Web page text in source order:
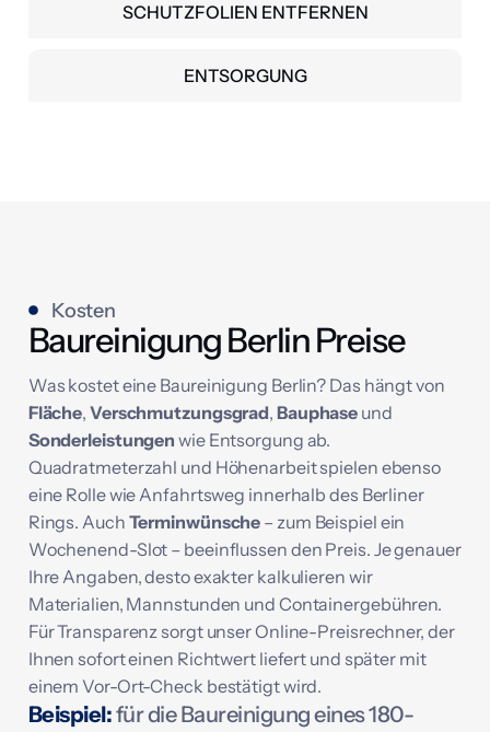
SCHUTZFOLIEN ENTFERNEN
ENTSORGUNG
Kosten
Baureinigung Berlin Preise
Was kostet eine Baureinigung Berlin? Das hängt von
Fläche, Verschmutzungsgrad, Bauphase und
Sonderleistungen wie Entsorgung ab.
Quadratmeterzahl und Höhenarbeit spielen ebenso
eine Rolle wie Anfahrtsweg innerhalb des Berliner
Rings. Auch Terminwünsche – zum Beispiel ein
Wochenend-Slot – beeinflussen den Preis. Je genauer
Ihre Angaben, desto exakter kalkulieren wir
Materialien, Mannstunden und Containergebühren.
Für Transparenz sorgt unser Online-Preisrechner, der
Ihnen sofort einen Richtwert liefert und später mit
einem Vor-Ort-Check bestätigt wird.
Beispiel:für die Baureinigung eines 180-